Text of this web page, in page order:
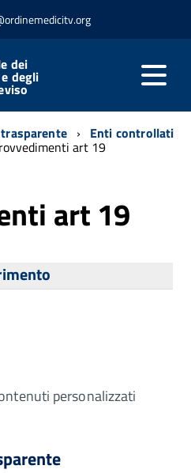
dei
degli
Enti controllati
art 19
art 19
personalizzati